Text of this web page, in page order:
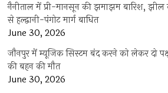
नैनीताल में प्री-मानसून की झमाझम बारिश, झील
से हल्द्वानी-पंगोट मार्ग बाधित
June 30, 2026
जौनपुर में म्यूजिक सिस्टम बंद करने को लेकर दो
की बहन की मौत
June 30, 2026